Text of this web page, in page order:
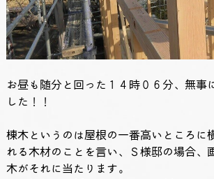
お昼も随分と回った１４時０６分、無事
した！！
棟木というのは屋根の一番高いところに
れる木材のことを言い、Ｓ様邸の場合、
木がそれに当たります。